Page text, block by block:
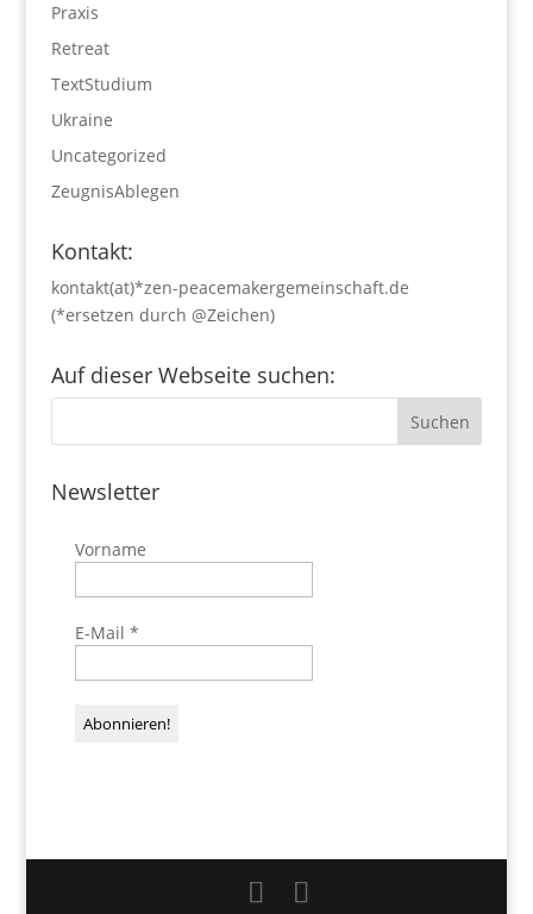
Praxis
Retreat
TextStudium
Ukraine
Uncategorized
ZeugnisAblegen
Kontakt:
kontakt(at)*zen-peacemakergemeinschaft.de
(*ersetzen durch @Zeichen)
Auf dieser Webseite suchen:
Newsletter
Vorname
E-Mail *